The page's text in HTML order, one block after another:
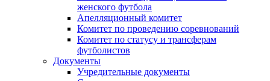
женского футбола
Апелляционный комитет
Комитет по проведению соревнований
Комитет по статусу и трансферам
футболистов
Документы
Учредительные документы